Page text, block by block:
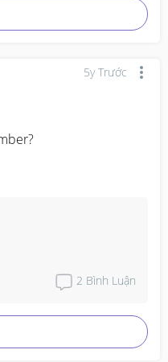
5y Trước
2 Bình Luận